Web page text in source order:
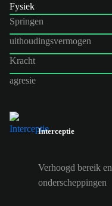
Fysiek
Springen
uithoudingsvermogen
Kracht
agresie
Interceptie
Verhoogd bereik
onderscheppingen